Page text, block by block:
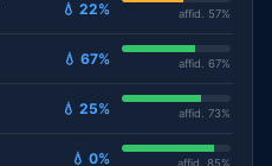
💧 22% affid. 57%
💧 67% affid. 67%
💧 25% affid. 73%
💧 0% affid. 85%